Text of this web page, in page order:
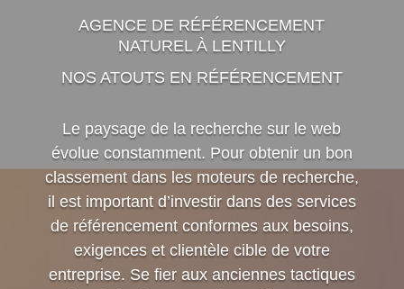
AGENCE DE RÉFÉRENCEMENT
NATUREL À LENTILLY
NOS ATOUTS EN RÉFÉRENCEMENT
Le paysage de la recherche sur le web
évolue constamment. Pour obtenir un bon
classement dans les moteurs de recherche,
il est important d’investir dans des services
de référencement conformes aux besoins,
exigences et clientèle cible de votre
entreprise. Se fier aux anciennes tactiques